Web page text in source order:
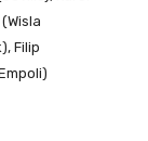
Filip